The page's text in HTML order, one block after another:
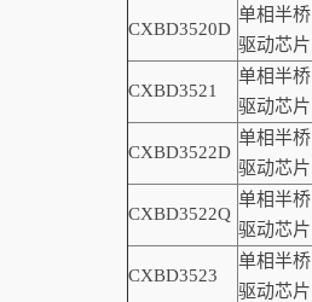
CXBD3520D
单相半桥
驱动芯片
CXBD3521
单相半桥
驱动芯片
CXBD3522D
单相半桥
驱动芯片
CXBD3522Q
单相半桥
驱动芯片
CXBD3523
单相半桥
驱动芯片